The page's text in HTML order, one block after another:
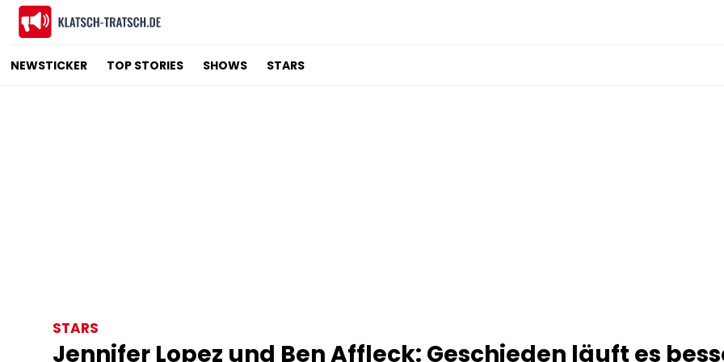
NEWSTICKER TOP STORIES SHOWS STARS
STARS
Jennifer Lopez und Ben Affleck: Geschieden läuft es